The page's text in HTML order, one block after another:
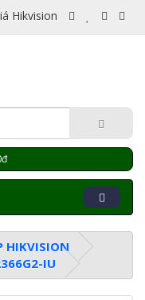
Hikvision
HIKVISION
IU